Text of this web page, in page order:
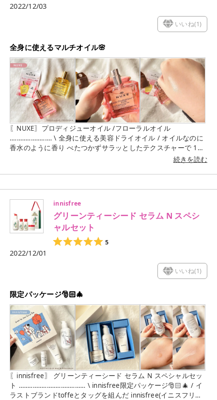
2022/12/03
いいね(1)
全身に使えるマルチオイル🌸
〖NUXE〗プロディジューオイル /フローラルオイル
‥‥‥‥‥‥‥‥‥‥‥‥ \ 全身に使える美容ドライオイル / オイルなのに
香水のように香り べたつかずサラッとしたテクスチャーで 1本
で顔、体、髪と全身に使えて、 保湿からエイジングケアまでを
なプロディジュー オイルと、 満開に咲きほこる、陽気な マグ
て、オイルのベタつきが 苦手だけど、このオイルはベタつくこ
ともなく 塗った後も翌日もしっとりしてる肌になる✨ わたし
は、ノーマルなプロディジューオイル お気に入りすぎて何回も
リピしてます◎ ユニセックスなので男女問わず 使用できるのが
嬉しいポイント🙆🏻‍♀️🤍 お風呂上がり吹きかけて塗り塗りするだ
続きを読む
innisfree
グリーンティーシード セラム N スペシ
ャルセット
5
2022/12/01
いいね(1)
限定パッケージ🎅🏻🎄
〖innisfree〗 グリーンティーシード セラム N スペシャルセッ
ト ‥‥‥‥‥‥‥‥‥‥‥‥‥‥‥‥‥‥‥ \ innisfree限定パッケージ🎅🏻🎄 / イ
ラストブランドtoffeとタッグを組んだ innisfree(イニスフリー)